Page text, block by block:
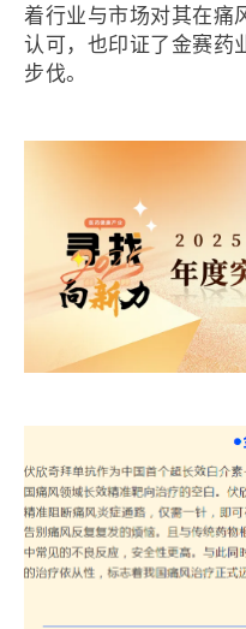
着行业与市场对其在痛
认可，也印证了金赛药
步伐。